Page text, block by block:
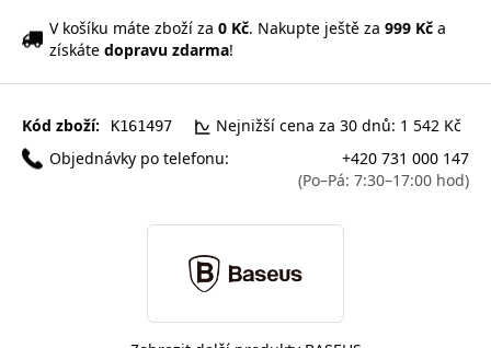
V košíku máte zboží za 0 Kč. Nakupte ještě za 999 Kč a
získáte dopravu zdarma!
Kód zboží: K161497
Nejnižší cena za 30 dnů: 1 542 Kč
Objednávky po telefonu:
+420 731 000 147
(Po–Pá: 7:30–17:00 hod)